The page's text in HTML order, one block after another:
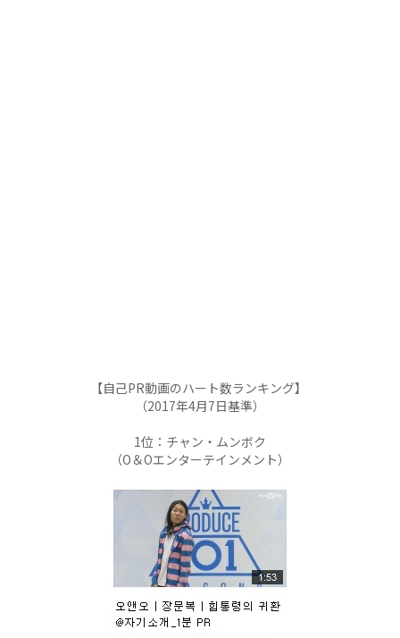
【自己PR動画のハート数ランキング】
（2017年4月7日基準）
1位：チャン・ムンボク
（O＆Oエンターテインメント）